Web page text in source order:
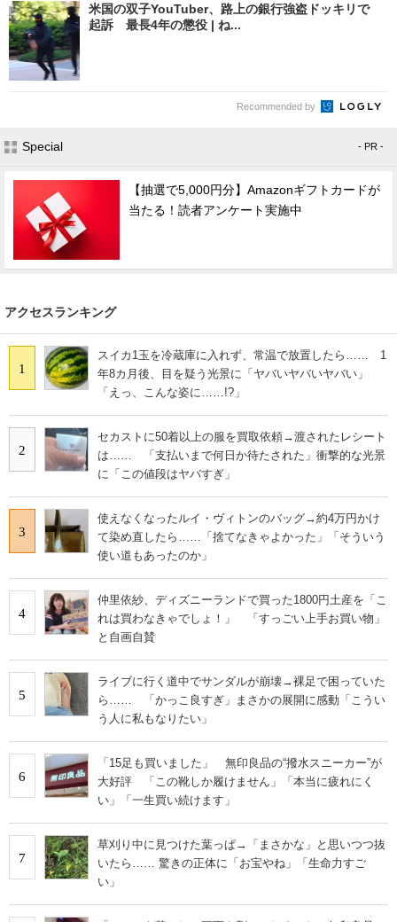
米国の双子YouTuber、路上の銀行強盗ドッキリで
起訴 最長4年の懲役 | ね...
Recommended by
Special - PR -
【抽選で5,000円分】Amazonギフトカードが
当たる！読者アンケート実施中
アクセスランキング
1
スイカ1玉を冷蔵庫に入れず、常温で放置したら…… 1
年8カ月後、目を疑う光景に「ヤバいヤバいヤバい」
「えっ、こんな姿に……!?」
2
セカストに50着以上の服を買取依頼→渡されたレシート
は…… 「支払いまで何日か待たされた」衝撃的な光景
に「この値段はヤバすぎ」
3
使えなくなったルイ・ヴィトンのバッグ→約4万円かけ
て染め直したら……「捨てなきゃよかった」「そういう
使い道もあったのか」
4
仲里依紗、ディズニーランドで買った1800円土産を「こ
れは買わなきゃでしょ！」 「すっごい上手お買い物」
と自画自賛
5
ライブに行く道中でサンダルが崩壊→裸足で困っていた
ら…… 「かっこ良すぎ」まさかの展開に感動「こうい
う人に私もなりたい」
6
「15足も買いました」 無印良品の“撥水スニーカー”が
大好評 「この靴しか履けません」「本当に疲れにく
い」「一生買い続けます」
7
草刈り中に見つけた葉っぱ→「まさかな」と思いつつ抜
いたら…… 驚きの正体に「お宝やね」「生命力すご
い」